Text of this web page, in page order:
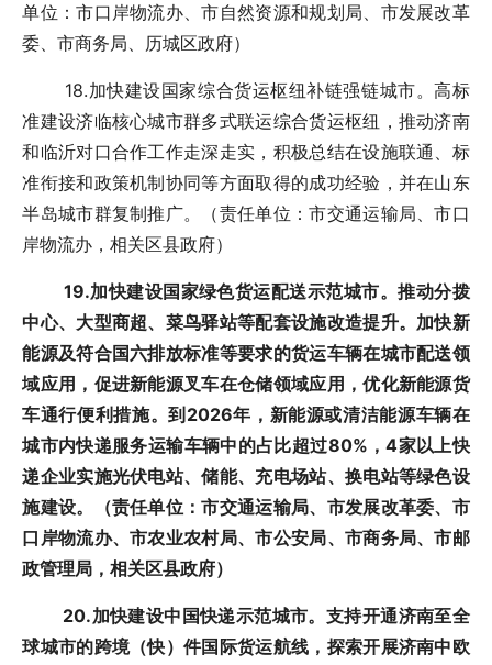
单位：市口岸物流办、市自然资源和规划局、市发展改革
委、市商务局、历城区政府）
18.加快建设国家综合货运枢纽补链强链城市。高标
准建设济临核心城市群多式联运综合货运枢纽，推动济南
和临沂对口合作工作走深走实，积极总结在设施联通、标
准衔接和政策机制协同等方面取得的成功经验，并在山东
半岛城市群复制推广。（责任单位：市交通运输局、市口
岸物流办，相关区县政府）
19.加快建设国家绿色货运配送示范城市。推动分拨
中心、大型商超、菜鸟驿站等配套设施改造提升。加快新
能源及符合国六排放标准等要求的货运车辆在城市配送领
域应用，促进新能源叉车在仓储领域应用，优化新能源货
车通行便利措施。到2026年，新能源或清洁能源车辆在
城市内快递服务运输车辆中的占比超过80%，4家以上快
递企业实施光伏电站、储能、充电场站、换电站等绿色设
施建设。（责任单位：市交通运输局、市发展改革委、市
口岸物流办、市农业农村局、市公安局、市商务局、市邮
政管理局，相关区县政府）
20.加快建设中国快递示范城市。支持开通济南至全
球城市的跨境（快）件国际货运航线，探索开展济南中欧